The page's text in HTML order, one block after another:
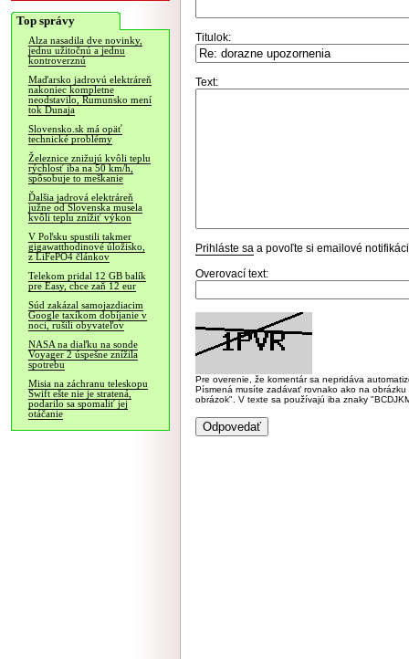
Top správy
Alza nasadila dve novinky,
jednu užitočnú a jednu
kontroverznú
Maďarsko jadrovú elektráreň
nakoniec kompletne
neodstavilo, Rumunsko mení
tok Dunaja
Slovensko.sk má opäť
technické problémy
Železnice znižujú kvôli teplu
rýchlosť iba na 50 km/h,
spôsobuje to meškanie
Ďalšia jadrová elektráreň
južne od Slovenska musela
kvôli teplu znížiť výkon
V Poľsku spustili takmer
gigawatthodinové úložisko,
z LiFePO4 článkov
Telekom pridal 12 GB balík
pre Easy, chce zaň 12 eur
Súd zakázal samojazdiacim
Google taxíkom dobíjanie v
noci, rušili obyvateľov
NASA na diaľku na sonde
Voyager 2 úspešne znížila
spotrebu
Misia na záchranu teleskopu
Swift ešte nie je stratená,
podarilo sa spomaliť jej
otáčanie
Titulok:
Text:
Prihláste sa a povoľte si emailové
Overovací text:
Pre overenie, že komentár sa nepridáva
Písmená musíte zadávať rovnako ako na
obrázok". V texte sa používajú iba znaky